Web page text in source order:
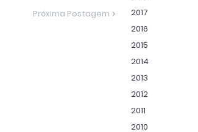
Próxima Postagem 2017
2016
2015
2014
2013
2012
2011
2010